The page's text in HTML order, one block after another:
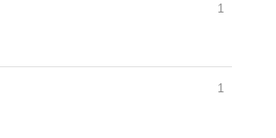
1
1